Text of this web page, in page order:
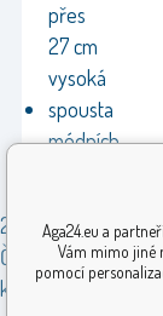
přes
27 cm
vysoká
spousta
módních
2 druhy:
Černý
králíček
Aga24.eu a
Vám mimo jiné
pomocí